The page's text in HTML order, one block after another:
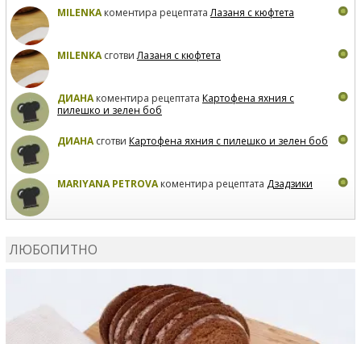
MILENKAкоментира рецептатаЛазаня с кюфтета
MILENKAсготвиЛазаня с кюфтета
ДИАНАкоментира рецептата Картофена яхния с
пилешко и зелен боб
ДИАНАсготви Картофена яхния с пилешко и зелен боб
MARIYANA PETROVAкоментира рецептата Дзадзики
ЛЮБОПИТНО